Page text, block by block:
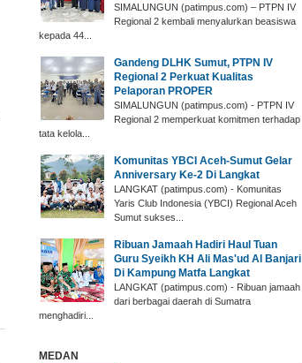
SIMALUNGUN (patimpus.com) – PTPN IV
Regional 2 kembali menyalurkan beasiswa
kepada 44...
Gandeng DLHK Sumut, PTPN IV
Regional 2 Perkuat Kualitas
Pelaporan PROPER
SIMALUNGUN (patimpus.com) - PTPN IV
Regional 2 memperkuat komitmen terhadap
tata kelola...
‎Komunitas YBCI Aceh-Sumut Gelar
Anniversary Ke-2 Di Langkat
LANGKAT (patimpus.com) - Komunitas
Yaris Club Indonesia (YBCI) Regional Aceh
Sumut sukses...
‎Ribuan Jamaah Hadiri Haul Tuan
Guru Syeikh KH Ali Mas'ud Al Banjari
Di Kampung Matfa Langkat
‎LANGKAT (patimpus.com) - Ribuan jamaah
dari berbagai daerah di Sumatra
menghadiri...
MEDAN